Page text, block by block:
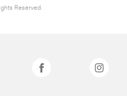
Reserved.